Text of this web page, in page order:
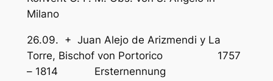
Milano
26.09. + Juan Alejo de Arizmendi y La
Torre, Bischof von Portorico 1757
– 1814 Ersternennung